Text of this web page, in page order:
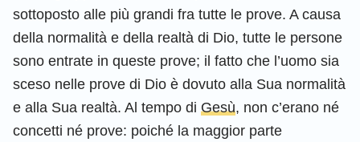
sottoposto alle più grandi fra tutte le prove. A causa
della normalità e della realtà di Dio, tutte le persone
sono entrate in queste prove; il fatto che l’uomo sia
sceso nelle prove di Dio è dovuto alla Sua normalità
e alla Sua realtà. Al tempo di Gesù, non c’erano né
concetti né prove: poiché la maggior parte